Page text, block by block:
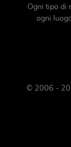
Ogni tipo di
ogni
© 2006 -